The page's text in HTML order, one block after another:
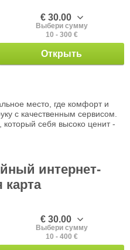
€ 30.00
Выбери сумму
10 - 300 €
Открыть
место, где комфорт и
с качественным сервисом.
себя высоко ценит -
интернет-
карта
€ 30.00
Выбери сумму
10 - 400 €